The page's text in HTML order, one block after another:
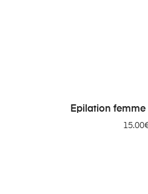
AJOUTER
Epilation
15.00